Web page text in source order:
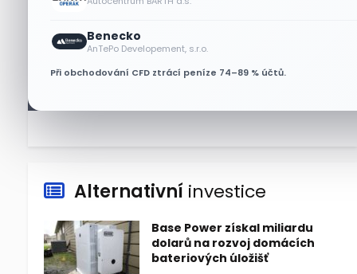
Benecko
AnTePo Developement, s.r.o.
Při obchodování CFD ztrácí peníze 74–89 % účtů.
Lisa Su zlehčuje Muskův
závazek vůči Nvidii. Akcie AMD
po výsledcích klesají
Alternativní investice
Base Power získal miliardu
dolarů na rozvoj domácích
bateriových úložišť